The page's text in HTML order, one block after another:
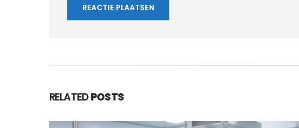
RELATED POSTS